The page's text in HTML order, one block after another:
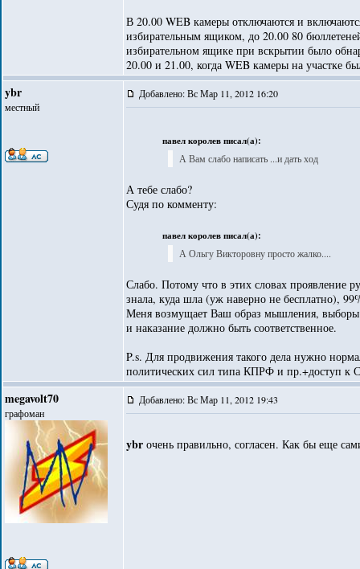
В 20.00 WEB камеры отключаются и
избирательным ящиком, до 20.00 80
избирательном ящике при вскрытии было
20.00 и 21.00, когда WEB камеры на участке
ybr
местный
Добавлено: Вс Мар 11, 2012 16:20
павел королев писал(а):
А Вам слабо написать ...и дать ход
А тебе слабо?
Судя по комменту:
павел королев писал(а):
А Ольгу Викторовну просто жалко....
Слабо. Потому что в этих словах проявление
знала, куда шла (уж наверно не бесплатно),
Меня возмущает Ваш образ мышления, выборы
и наказание должно быть соответственное.
P.s. Для продвижения такого дела нужно
политических сил типа КПРФ и пр.+доступ к
megavolt70
графоман
Добавлено: Вс Мар 11, 2012 19:43
ybr очень правильно, согласен. Как бы еще